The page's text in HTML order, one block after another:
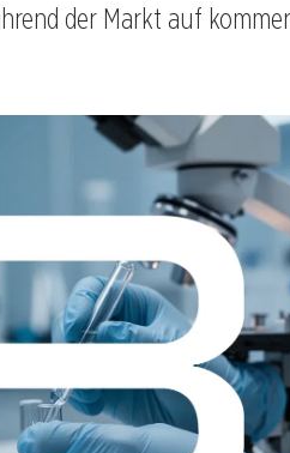
der Markt auf